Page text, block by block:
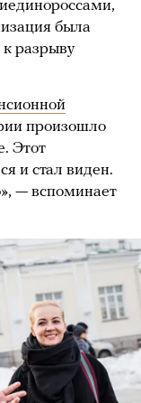
была
к разрыву
произошло
Этот
и стал виден.
— вспоминает